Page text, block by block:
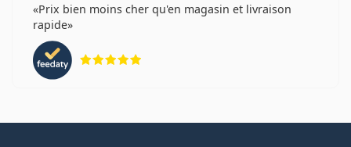
Prix bien moins cher qu'en magasin et livraison
rapide